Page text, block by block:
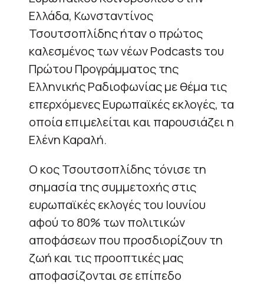
Ελλάδα, Κωνσταντίνος
Τσουτσοπλίδης ήταν ο πρώτος
καλεσμένος των νέων Podcasts του
Πρώτου Προγράμματος της
Ελληνικής Ραδιοφωνίας με θέμα τις
επερχόμενες Ευρωπαϊκές εκλογές, τα
οποία επιμελείται και παρουσιάζει η
Ελένη Καραλή.
Ο κος Τσουτσοπλίδης τόνισε τη
σημασία της συμμετοχής στις
ευρωπαϊκές εκλογές του Ιουνίου
αφού το 80% των πολιτικών
αποφάσεων που προσδιορίζουν τη
ζωή και τις προοπτικές μας
αποφασίζονται σε επίπεδο